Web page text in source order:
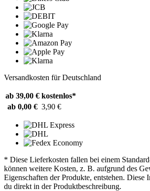
Versandkosten für Deutschland
ab 39,00 € kostenlos*
ab 0,00 € 3,90 €
* Diese Lieferkosten fallen bei einem
können weitere Kosten, z. B. aufgrund des
Eigenschaften der Produkte, entstehen. Diese
du direkt in der Produktbeschreibung.